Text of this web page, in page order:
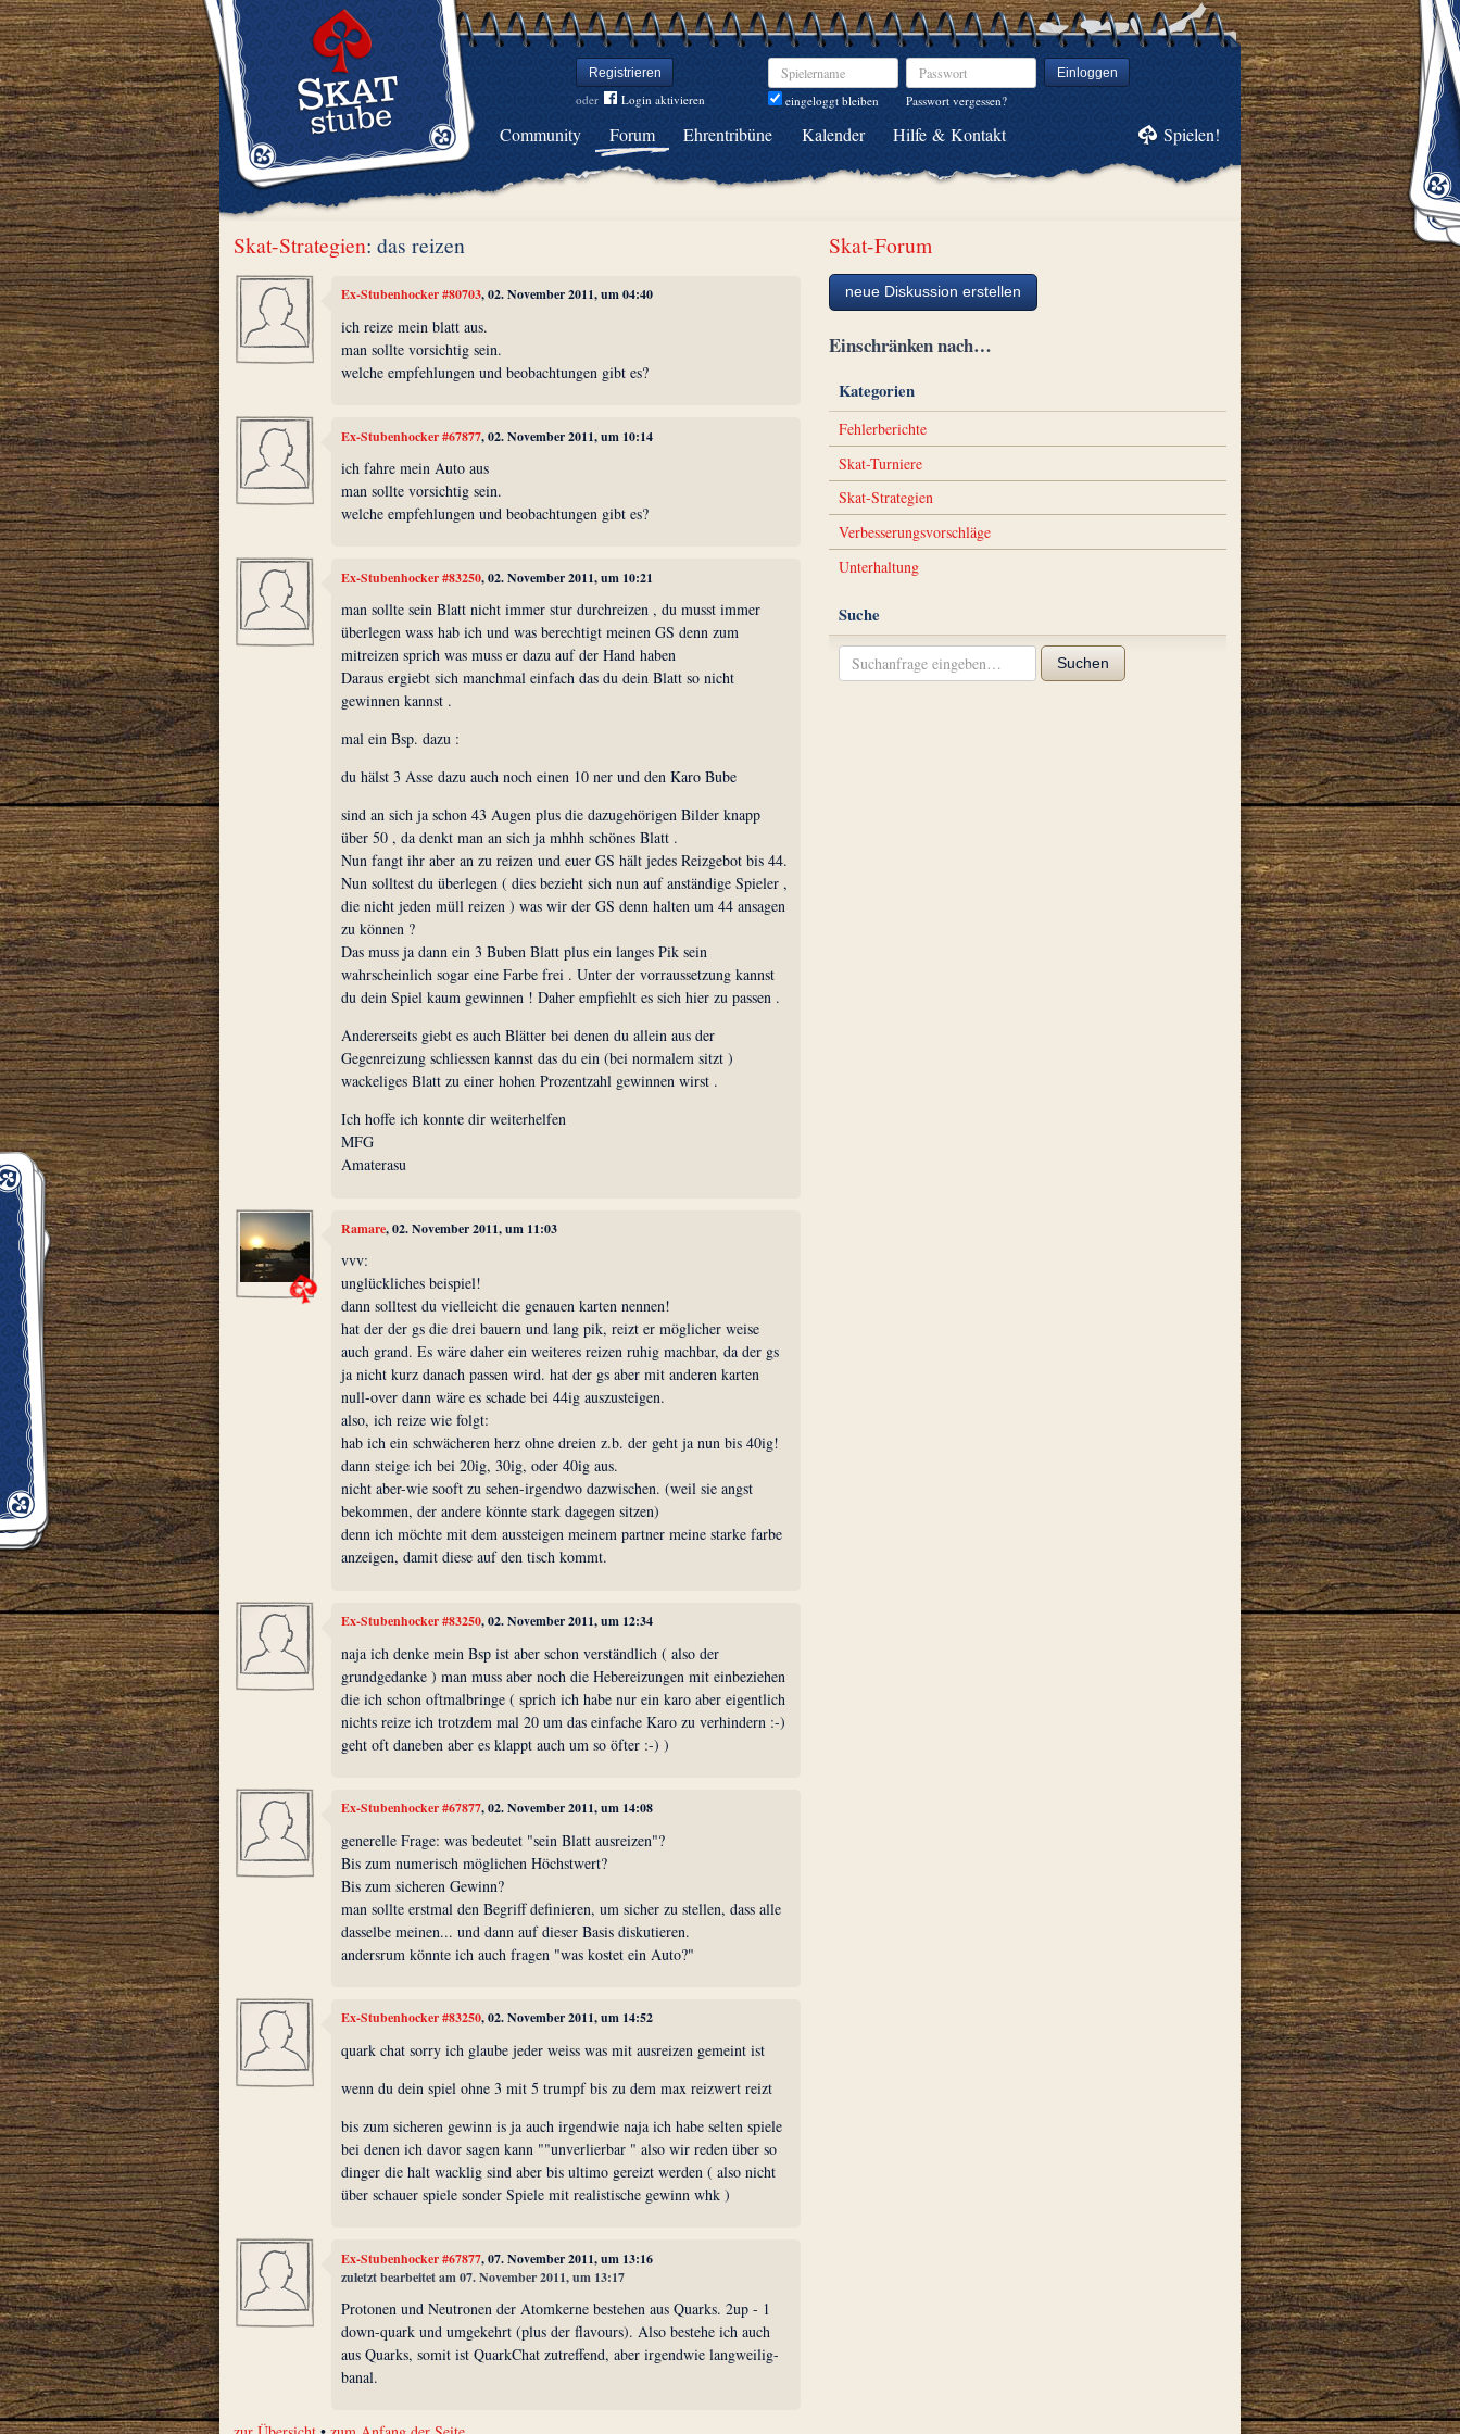
Registrieren
oder Login aktivieren
Spielername
eingeloggt bleiben
Passwort Einloggen
Passwort vergessen?
Community Forum Ehrentribüne Kalender Hilfe & Kontakt Spielen!
Skat-Strategien: das reizen
Ex-Stubenhocker #80703, 02. November 2011, um 04:40
ich reize mein blatt aus.
man sollte vorsichtig sein.
welche empfehlungen und beobachtungen gibt es?
Ex-Stubenhocker #67877, 02. November 2011, um 10:14
ich fahre mein Auto aus
man sollte vorsichtig sein.
welche empfehlungen und beobachtungen gibt es?
Ex-Stubenhocker #83250, 02. November 2011, um 10:21
man sollte sein Blatt nicht immer stur durchreizen , du musst immer
überlegen wass hab ich und was berechtigt meinen GS denn zum
mitreizen sprich was muss er dazu auf der Hand haben
Daraus ergiebt sich manchmal einfach das du dein Blatt so nicht
gewinnen kannst .
mal ein Bsp. dazu :
du hälst 3 Asse dazu auch noch einen 10 ner und den Karo Bube
sind an sich ja schon 43 Augen plus die dazugehörigen Bilder knapp
über 50 , da denkt man an sich ja mhhh schönes Blatt .
Nun fangt ihr aber an zu reizen und euer GS hält jedes Reizgebot bis 44.
Nun solltest du überlegen ( dies bezieht sich nun auf anständige Spieler ,
die nicht jeden müll reizen ) was wir der GS denn halten um 44 ansagen
zu können ?
Das muss ja dann ein 3 Buben Blatt plus ein langes Pik sein
wahrscheinlich sogar eine Farbe frei . Unter der vorraussetzung kannst
du dein Spiel kaum gewinnen ! Daher empfiehlt es sich hier zu passen .
Andererseits giebt es auch Blätter bei denen du allein aus der
Gegenreizung schliessen kannst das du ein (bei normalem sitzt )
wackeliges Blatt zu einer hohen Prozentzahl gewinnen wirst .
Ich hoffe ich konnte dir weiterhelfen
MFG
Amaterasu
Ramare, 02. November 2011, um 11:03
vvv:
unglückliches beispiel!
dann solltest du vielleicht die genauen karten nennen!
hat der der gs die drei bauern und lang pik, reizt er möglicher weise
auch grand. Es wäre daher ein weiteres reizen ruhig machbar, da der gs
ja nicht kurz danach passen wird. hat der gs aber mit anderen karten
null-over dann wäre es schade bei 44ig auszusteigen.
also, ich reize wie folgt:
hab ich ein schwächeren herz ohne dreien z.b. der geht ja nun bis 40ig!
dann steige ich bei 20ig, 30ig, oder 40ig aus.
nicht aber-wie sooft zu sehen-irgendwo dazwischen. (weil sie angst
bekommen, der andere könnte stark dagegen sitzen)
denn ich möchte mit dem aussteigen meinem partner meine starke farbe
anzeigen, damit diese auf den tisch kommt.
Ex-Stubenhocker #83250, 02. November 2011, um 12:34
naja ich denke mein Bsp ist aber schon verständlich ( also der
grundgedanke ) man muss aber noch die Hebereizungen mit einbeziehen
die ich schon oftmalbringe ( sprich ich habe nur ein karo aber eigentlich
nichts reize ich trotzdem mal 20 um das einfache Karo zu verhindern :-)
geht oft daneben aber es klappt auch um so öfter :-) )
Ex-Stubenhocker #67877, 02. November 2011, um 14:08
generelle Frage: was bedeutet "sein Blatt ausreizen"?
Bis zum numerisch möglichen Höchstwert?
Bis zum sicheren Gewinn?
man sollte erstmal den Begriff definieren, um sicher zu stellen, dass alle
dasselbe meinen... und dann auf dieser Basis diskutieren.
andersrum könnte ich auch fragen "was kostet ein Auto?"
Ex-Stubenhocker #83250, 02. November 2011, um 14:52
quark chat sorry ich glaube jeder weiss was mit ausreizen gemeint ist
wenn du dein spiel ohne 3 mit 5 trumpf bis zu dem max reizwert reizt
bis zum sicheren gewinn is ja auch irgendwie naja ich habe selten spiele
bei denen ich davor sagen kann ""unverlierbar " also wir reden über so
dinger die halt wacklig sind aber bis ultimo gereizt werden ( also nicht
über schauer spiele sonder Spiele mit realistische gewinn whk )
Ex-Stubenhocker #67877, 07. November 2011, um 13:16
zuletzt bearbeitet am 07. November 2011, um 13:17
Protonen und Neutronen der Atomkerne bestehen aus Quarks. 2up - 1
down-quark und umgekehrt (plus der flavours). Also bestehe ich auch
aus Quarks, somit ist QuarkChat zutreffend, aber irgendwie langweilig-
banal.
Skat-Forum
neue Diskussion erstellen
Einschränken nach…
Kategorien
Fehlerberichte
Skat-Turniere
Skat-Strategien
Verbesserungsvorschläge
Unterhaltung
Suche
Suchen